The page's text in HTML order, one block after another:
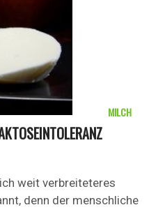
weit verbreiteteres
denn der menschliche
MILCH